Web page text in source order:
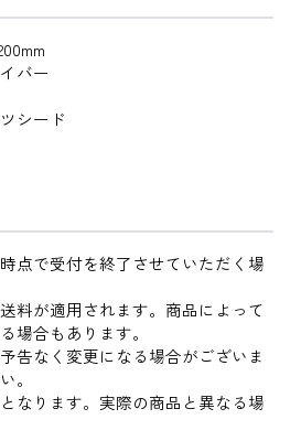
バー
シード
点で受付を終了させていただく場
料が適用されます。商品によって
場合もあります。
告なく変更になる場合がございま
。
なります。実際の商品と異なる場